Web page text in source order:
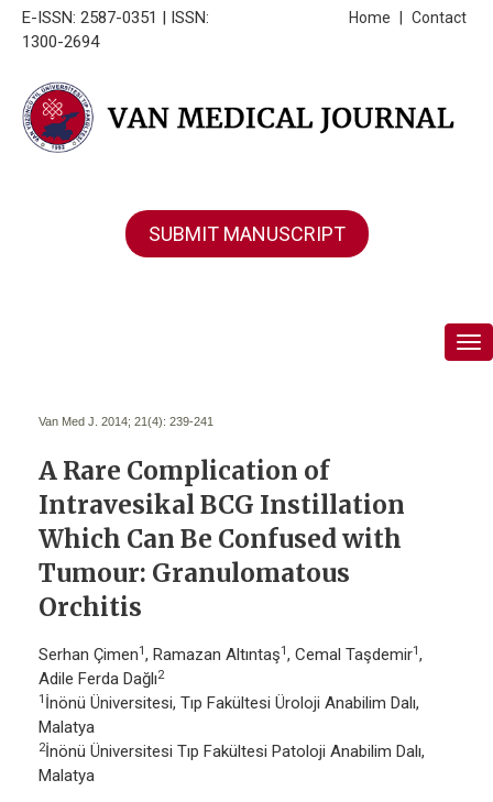
E-ISSN: 2587-0351 | ISSN:
1300-2694
Contact
Home
SUBMIT MANUSCRIPT
Van Med J. 2014; 21(4): 239-241
A Rare Complication of
Intravesikal BCG Instillation
Which Can Be Confused with
Tumour: Granulomatous
Orchitis
Serhan Çimen1, Ramazan Altıntaş1, Cemal Taşdemir1,
Adile Ferda Dağlı2
1 İnönü Üniversitesi, Tıp Fakültesi Üroloji Anabilim Dalı,
Malatya
2İnönü Üniversitesi Tıp Fakültesi Patoloji Anabilim Dalı,
Malatya